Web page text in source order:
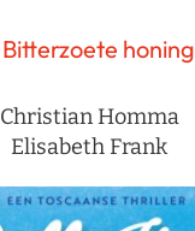
Bitterzoete honing
Christian Homma
Elisabeth Frank